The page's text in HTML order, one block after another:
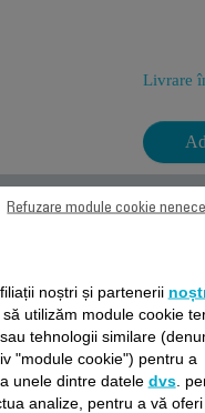
Livrare
noștri și partenerii
utilizăm module cookie
tehnologii similare
"module cookie") pentru a
unele dintre datele dvs.
analize, pentru a vă oferi
Refuzare module cookie